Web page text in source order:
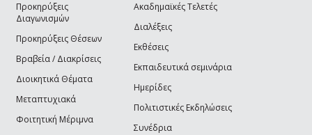
Προκηρύξεις
Διαγωνισμών
Προκηρύξεις Θέσεων
Βραβεία / Διακρίσεις
Διοικητικά Θέματα
Μεταπτυχιακά
Φοιτητική Μέριμνα
Ακαδημαϊκές Τελετές
Διαλέξεις
Εκθέσεις
Εκπαιδευτικά σεμινάρια
Ημερίδες
Πολιτιστικές Εκδηλώσεις
Συνέδρια